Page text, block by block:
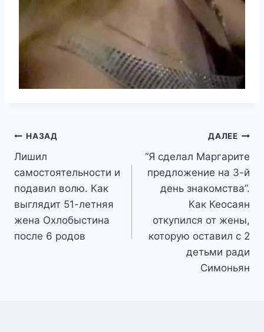
Навигация
по
записям
НАЗАД
Лишил
самостоятельности и
подавил волю. Как
выглядит 51-летняя
жена Охлобыстина
после 6 родов
ДАЛЕЕ
“Я сделал Маргарите
предложение на 3-й
день знакомства”.
Как Кеосаян
откупился от жены,
которую оставил с 2
детьми ради
Симоньян